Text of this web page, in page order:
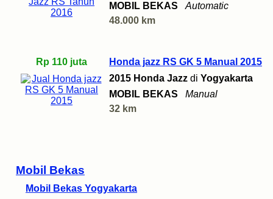
Mobil Bekas
Mobil Bekas Yogyakarta
MOBIL BEKAS
Automatic
48.000 km
Rp 110 juta
Honda jazz RS GK 5 Manual 2015
2015 Honda Jazz di Yogyakarta
MOBIL BEKAS
Manual
32 km